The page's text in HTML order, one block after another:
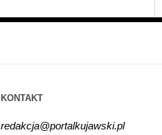
KONTAKT
redakcja@portalkujawski.pl